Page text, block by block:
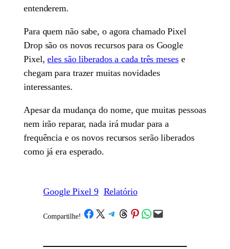
entenderem.
Para quem não sabe, o agora chamado Pixel
Drop são os novos recursos para os Google
Pixel,eles são liberados a cada três mesese
chegam para trazer muitas novidades
interessantes.
Apesar da mudança do nome, que muitas pessoas
nem irão reparar, nada irá mudar para a
frequência e os novos recursos serão liberados
como já era esperado.
Google Pixel 9 Relatório
Compartilhe! /Share on Facebook
Share on X Share on Telegram
Share on Threads
Share on Pinterest
Share on WhatsApp
Email this Page